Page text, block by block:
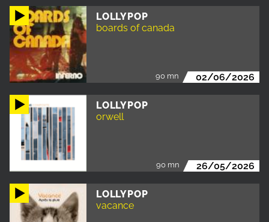
LOLLYPOP
boards of canada
90 mn 02/06/2026
LOLLYPOP
orwell
90 mn 26/05/2026
LOLLYPOP
vacance